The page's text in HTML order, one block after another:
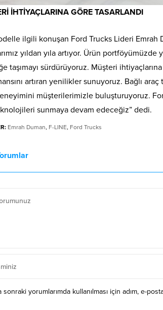
İHTİYAÇLARINA GÖRE TASARLANDI
ilgili konuşan Ford Trucks Lideri Emrah
yıldan yıla artıyor. Ürün
taşımayı sürdürüyoruz. Müşteri
artıran yenilikler sunuyoruz. Bağlı
müşterilerimizle buluşturuyoruz.
sunmaya devam edeceğiz” dedi.
Emrah Duman, F-LINE, Ford Trucks
sonraki yorumlarımda kullanılması için adım, e-